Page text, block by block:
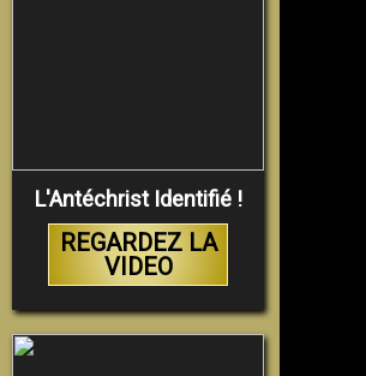
L'Antéchrist Identifié !
REGARDEZ LA
VIDEO